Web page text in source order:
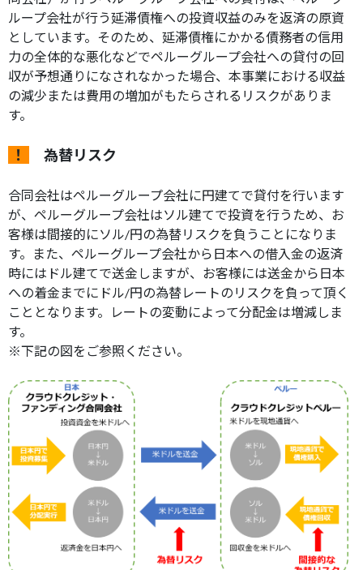
ループ会社が行う延滞債権への投資収益のみを返済の原資
としています。そのため、延滞債権にかかる債務者の信用
力の全体的な悪化などでペルーグループ会社への貸付の回
収が予想通りになされなかった場合、本事業における収益
の減少または費用の増加がもたらされるリスクがありま
す。
！ 為替リスク
合同会社はペルーグループ会社に円建てで貸付を行います
が、ペルーグループ会社はソル建てで投資を行うため、お
客様は間接的にソル/円の為替リスクを負うことになりま
す。また、ペルーグループ会社から日本への借入金の返済
時にはドル建てで送金しますが、お客様には送金から日本
への着金までにドル/円の為替レートのリスクを負って頂く
こととなります。レートの変動によって分配金は増減しま
す。
※下記の図をご参照ください。